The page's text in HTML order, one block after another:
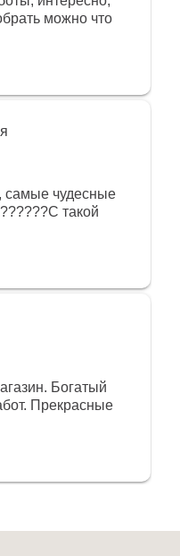
можно что
самые чудесные
такой
нам
большое за
Богатый
Прекрасные
Ирине,
всё показала,